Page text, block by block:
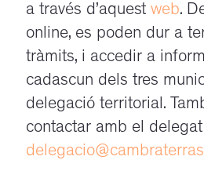
a través d’aquest web.
online, es poden dur a
tràmits, i accedir a
cadascun dels tres
delegació territorial.
contactar amb el